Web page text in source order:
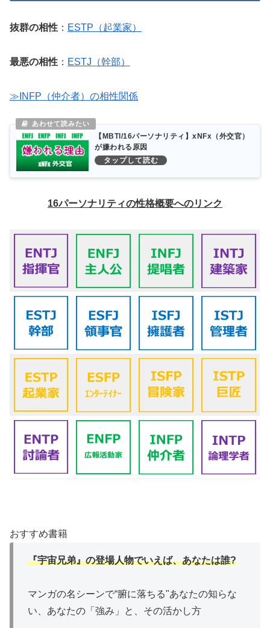
抜群の相性 ： ESTP（起業家）
最悪の相性 ： ESTJ（幹部）
≫INFP（仲介者）の相性関係
【MBTI/16パーソナリティ】xNFx（外交官）
が嫌われる原因
16パーソナリティの性格概要へのリンク
おすすめ書籍
『宇宙兄弟』の登場人物でいえば、あなたは誰?
マンガの名シーンで“腑に落ちる"あなたの知らな
い、あなたの「強み」と、その活かし方